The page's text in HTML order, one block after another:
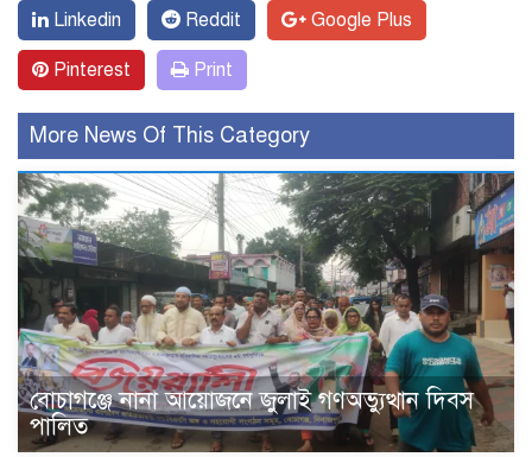
Linkedin Reddit Google Plus
Pinterest Print
More News Of This Category
বোচাগঞ্জে নানা আয়োজনে জুলাই গণঅভ্যুত্থান দিবস
পালিত